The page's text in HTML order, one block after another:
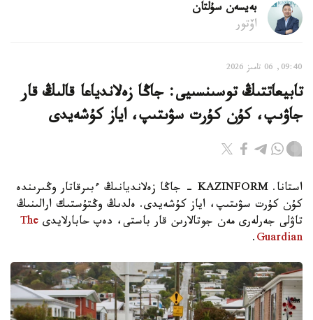
بەيسەن سۇلتان
اۆتور
09:40, 06 تامىز 2026
تابيعاتتىڭ توسىنسىيى: جاڭا زەلاندياعا قالىڭ قار
جاۋىپ، كۇن كۇرت سۋىتىپ، اياز كۇشەيدى
استانا. KAZINFORM - جاڭا زەلانديانىڭ ءبىرقاتار وڭىرىندە
كۇن كۇرت سۋىتىپ، اياز كۇشەيدى. ەلدىڭ وڭتۇستىك ارالىنىڭ
تاۋلى جەرلەرى مەن جوتالارىن قار باستى، دەپ حابارلايدى The
Guardian
.